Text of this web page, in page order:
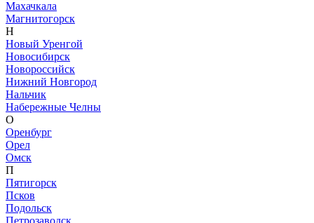
Махачкала
Магнитогорск
Н
Новый Уренгой
Новосибирск
Новороссийск
Нижний Новгород
Нальчик
Набережные Челны
О
Оренбург
Орел
Омск
П
Пятигорск
Псков
Подольск
Петрозаводск